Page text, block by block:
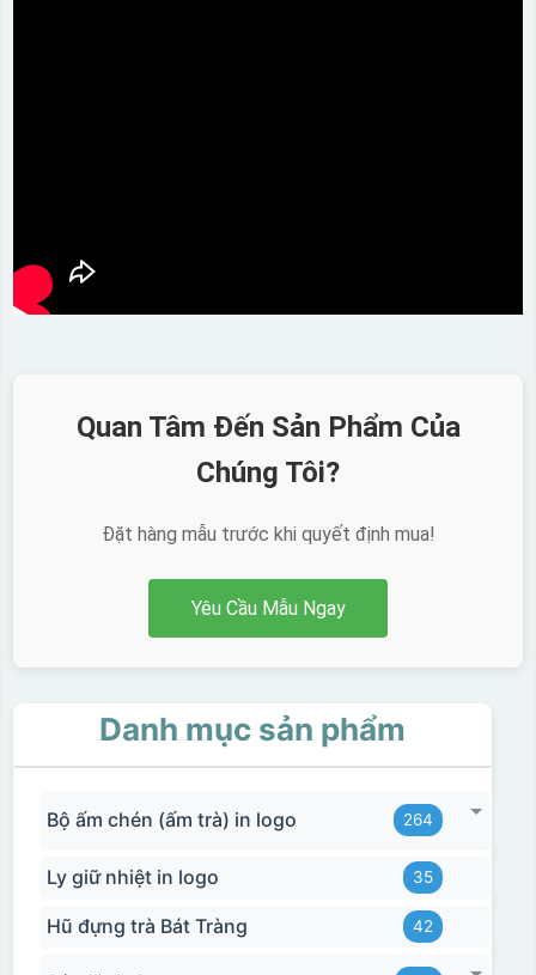
Quan Tâm Đến Sản Phẩm Của
Chúng Tôi?
Đặt hàng mẫu trước khi quyết định mua!
Yêu Cầu Mẫu Ngay
Danh mục sản phẩm
Bộ ấm chén (ấm trà) in logo 264
Ly giữ nhiệt in logo 35
Hũ đựng trà Bát Tràng 42